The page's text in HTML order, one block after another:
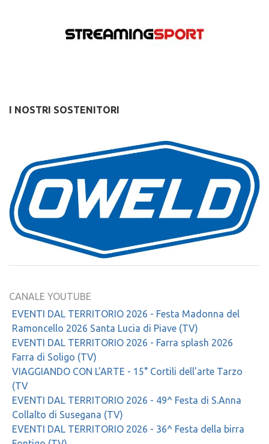
I NOSTRI SOSTENITORI
CANALE YOUTUBE
EVENTI DAL TERRITORIO 2026 - Festa Madonna del
Ramoncello 2026 Santa Lucia di Piave (TV)
EVENTI DAL TERRITORIO 2026 - Farra splash 2026
Farra di Soligo (TV)
VIAGGIANDO CON L'ARTE - 15° Cortili dell'arte Tarzo
(TV
EVENTI DAL TERRITORIO 2026 - 49^ Festa di S.Anna
Collalto di Susegana (TV)
EVENTI DAL TERRITORIO 2026 - 36^ Festa della birra